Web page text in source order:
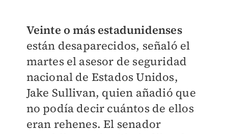
Veinte o más estadunidenses
están desaparecidos, señaló el
martes el asesor de seguridad
nacional de Estados Unidos,
Jake Sullivan, quien añadió que
no podía decir cuántos de ellos
eran rehenes. El senador